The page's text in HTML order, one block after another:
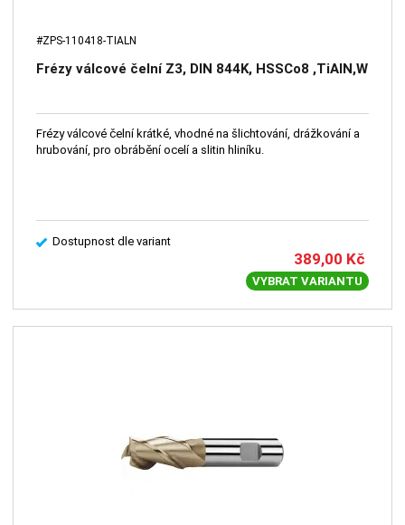
#ZPS-110418-TIALN
Frézy válcové čelní Z3, DIN 844K, HSSCo8 ,TiAlN,W
Frézy válcové čelní krátké, vhodné na šlichtování, drážkování a
hrubování, pro obrábění ocelí a slitin hliníku.
Dostupnost dle variant
389,00 Kč
VYBRAT VARIANTU